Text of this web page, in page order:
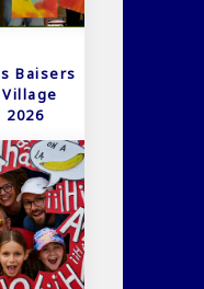
Baisers
Village